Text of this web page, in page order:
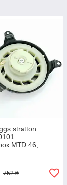
stratton
MTD 46,
752 ₴